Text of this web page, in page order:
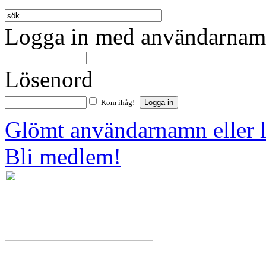
Logga in med
Lösenord
Kom ihåg!
Glömt användarnamn eller
Bli medlem!